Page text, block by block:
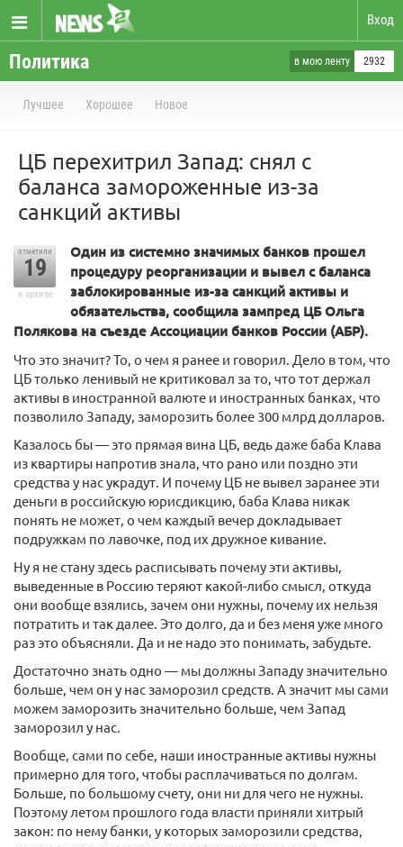
Вход
Политика в мою ленту 2932
Лучшее Хорошее Новое
ЦБ перехитрил Запад: снял с
баланса замороженные из-за
санкций активы
отметили
19
в архиве
Один из системно значимых банков прошел
процедуру реорганизации и вывел с баланса
заблокированные из-за санкций активы и
обязательства, сообщила зампред ЦБ Ольга
Полякова на съезде Ассоциации банков России (АБР).
Что это значит? То, о чем я ранее и говорил. Дело в том, что
ЦБ только ленивый не критиковал за то, что тот держал
активы в иностранной валюте и иностранных банках, что
позволило Западу, заморозить более 300 млрд долларов.
Казалось бы — это прямая вина ЦБ, ведь даже баба Клава
из квартиры напротив знала, что рано или поздно эти
средства у нас украдут. И почему ЦБ не вывел заранее эти
деньги в российскую юрисдикцию, баба Клава никак
понять не может, о чем каждый вечер докладывает
подружкам по лавочке, под их дружное кивание.
Ну я не стану здесь расписывать почему эти активы,
выведенные в Россию теряют какой-либо смысл, откуда
они вообще взялись, зачем они нужны, почему их нельзя
потратить и так далее. Это долго, да и без меня уже много
раз это объясняли. Да и не надо это понимать, забудьте.
Достаточно знать одно — мы должны Западу значительно
больше, чем он у нас заморозил средств. А значит мы сами
можем заморозить значительно больше, чем Запад
заморозил у нас.
Вообще, сами по себе, наши иностранные активы нужны
примерно для того, чтобы расплачиваться по долгам.
Больше, по большому счету, они ни для чего не нужны.
Поэтому летом прошлого года власти приняли хитрый
закон: по нему банки, у которых заморозили средства,